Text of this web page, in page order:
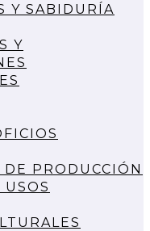
Y SABIDURÍA
Y
PRODUCCIÓN